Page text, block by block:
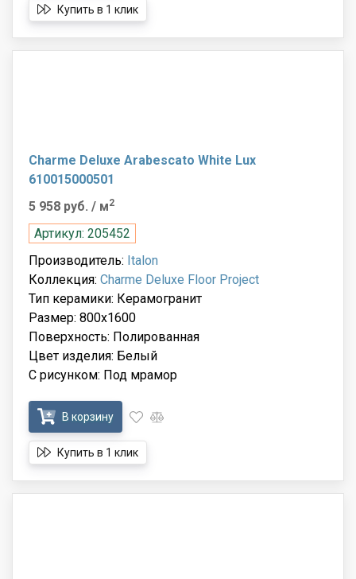
Купить в 1 клик
Charme Deluxe Arabescato White Lux
610015000501
5 958 руб. / м2
Артикул: 205452
Производитель: Italon
Коллекция: Charme Deluxe Floor Project
Тип керамики: Керамогранит
Размер: 800x1600
Поверхность: Полированная
Цвет изделия: Белый
С рисунком: Под мрамор
В корзину
Купить в 1 клик